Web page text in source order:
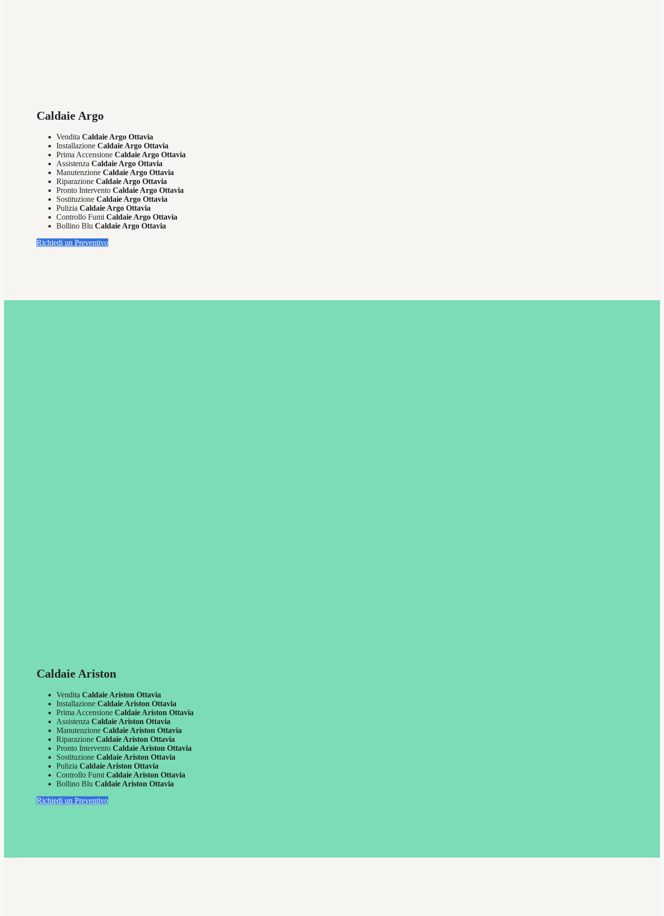
Caldaie Argo
VenditaCaldaie Argo Ottavia
InstallazioneCaldaie Argo Ottavia
Prima AccensioneCaldaie Argo Ottavia
AssistenzaCaldaie Argo Ottavia
ManutenzioneCaldaie Argo Ottavia
RiparazioneCaldaie Argo Ottavia
Pronto InterventoCaldaie Argo Ottavia
SostituzioneCaldaie Argo Ottavia
PuliziaCaldaie Argo Ottavia
Controllo FumiCaldaie Argo Ottavia
Bollino BluCaldaie Argo Ottavia
Richiedi un Preventivo
Caldaie Ariston
VenditaCaldaie Ariston Ottavia
InstallazioneCaldaie Ariston Ottavia
Prima AccensioneCaldaie Ariston Ottavia
AssistenzaCaldaie Ariston Ottavia
ManutenzioneCaldaie Ariston Ottavia
RiparazioneCaldaie Ariston Ottavia
Pronto InterventoCaldaie Ariston Ottavia
SostituzioneCaldaie Ariston Ottavia
PuliziaCaldaie Ariston Ottavia
Controllo FumiCaldaie Ariston Ottavia
Bollino BluCaldaie Ariston Ottavia
Richiedi un Preventivo